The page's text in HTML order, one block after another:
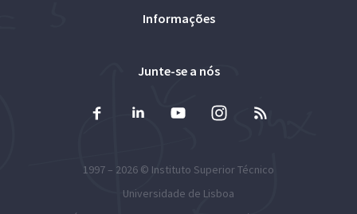
Informações
Junte-se a nós
1997 – 2026 © Instituto Superior Técnico
Universidade de Lisboa